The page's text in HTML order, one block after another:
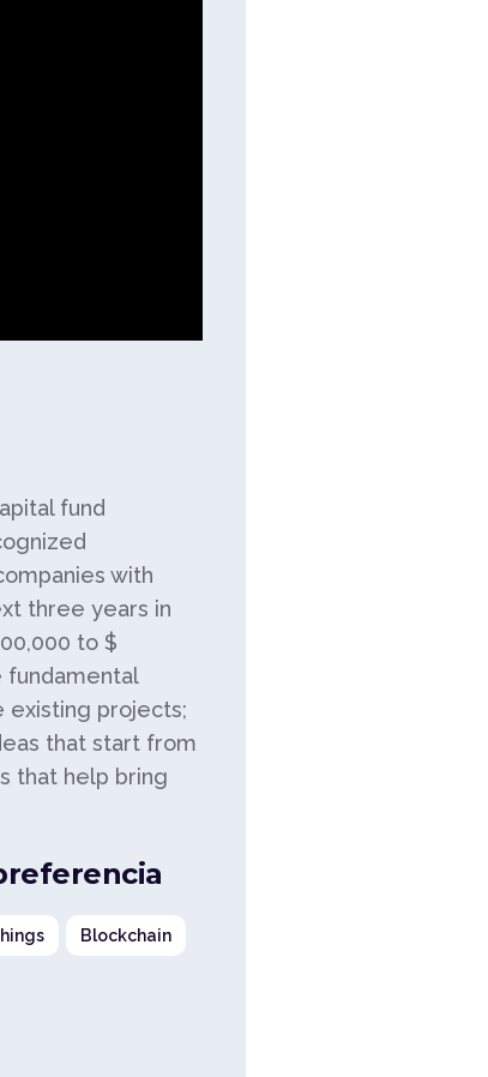
fund
with
three years in
to $
fundamental
existing projects;
that start from
that help bring
Blockchain